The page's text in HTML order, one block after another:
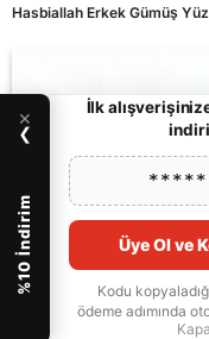
Hasbiallah Erkek Gümüş
×
❯
%10 İndirim
İlk
Üye Ol ve
Kodu
ödeme adımında